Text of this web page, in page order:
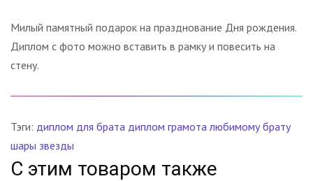
Милый памятный подарок на празднование Дня рождения.
Диплом с фото можно вставить в рамку и повесить на
стену.
Тэги: диплом для брата диплом грамота любимому брату
шары звезды
С этим товаром также